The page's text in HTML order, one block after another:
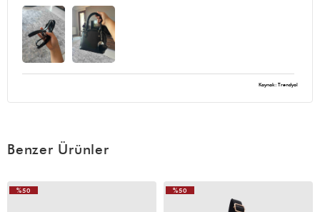
Kaynak: Trendyol
Benzer Ürünler
%50
%50